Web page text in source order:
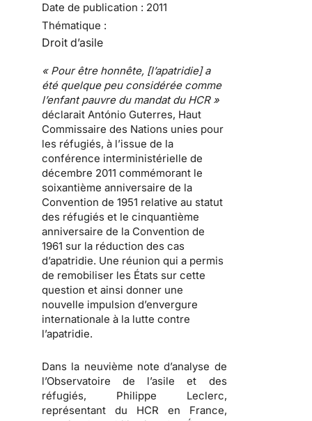
Date de publication : 2011
Thématique :
Droit d’asile
« Pour être honnête, [l’apatridie] a
été quelque peu considérée comme
l’enfant pauvre du mandat du HCR »
déclarait António Guterres, Haut
Commissaire des Nations unies pour
les réfugiés, à l’issue de la
conférence interministérielle de
décembre 2011 commémorant le
soixantième anniversaire de la
Convention de 1951 relative au statut
des réfugiés et le cinquantième
anniversaire de la Convention de
1961 sur la réduction des cas
d’apatridie. Une réunion qui a permis
de remobiliser les États sur cette
question et ainsi donner une
nouvelle impulsion d’envergure
internationale à la lutte contre
l’apatridie.
Dans la neuvième note d’analyse de
l’Observatoire de l’asile et des
réfugiés, Philippe Leclerc,
représentant du HCR en France,